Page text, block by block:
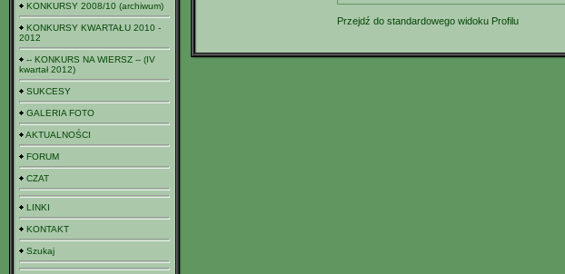
KONKURSY 2008/10 (archiwum)
KONKURSY KWARTAŁU 2010 -
2012
-- KONKURS NA WIERSZ -- (IV
kwartał 2012)
SUKCESY
GALERIA FOTO
AKTUALNOŚCI
FORUM
CZAT
LINKI
KONTAKT
Szukaj
Przejdź do standardowego widoku Profilu